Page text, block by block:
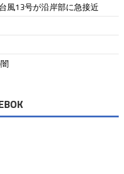
風13号が沿岸部に急接近